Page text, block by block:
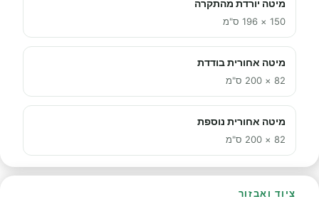
מיטה יורדת מהתקרה
150 × 196 ס"מ
מיטה אחורית בודדת
82 × 200 ס"מ
מיטה אחורית נוספת
82 × 200 ס"מ
ציוד ואבזור